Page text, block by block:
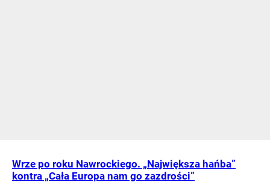
Wrze po roku Nawrockiego. „Największa hańba”
kontra „Cała Europa nam go zazdrości”